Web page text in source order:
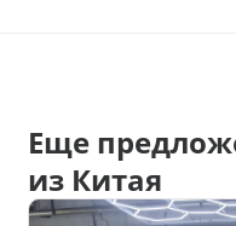
Еще
из Китая